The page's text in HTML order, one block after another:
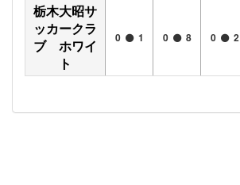
栃木大昭サ
ッカークラ
ブ ホワイ
ト
0 1 0 8 0 2